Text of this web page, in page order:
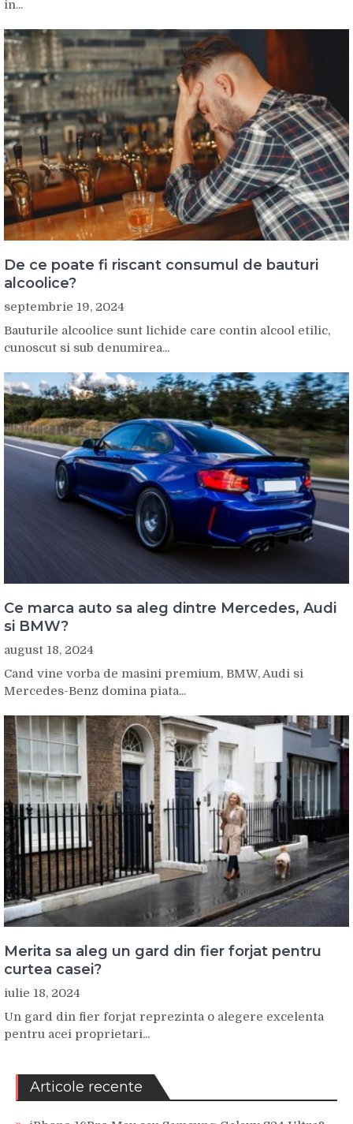
in...
De ce poate fi riscant consumul de bauturi
alcoolice?
septembrie 19, 2024
Bauturile alcoolice sunt lichide care contin alcool etilic,
cunoscut si sub denumirea...
Ce marca auto sa aleg dintre Mercedes, Audi
si BMW?
august 18, 2024
Cand vine vorba de masini premium, BMW, Audi si
Mercedes-Benz domina piata...
Merita sa aleg un gard din fier forjat pentru
curtea casei?
iulie 18, 2024
Un gard din fier forjat reprezinta o alegere excelenta
pentru acei proprietari...
Articole recente